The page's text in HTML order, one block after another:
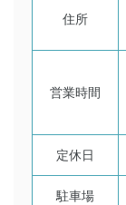
住所
営業時間
定休日
駐車場